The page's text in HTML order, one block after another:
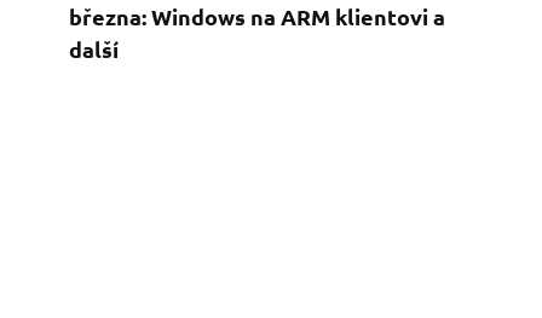
března: Windows na ARM klientovi a
další